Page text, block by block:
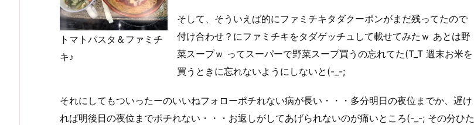
トマトパスタ＆ファミチ
キ♪
そして、そういえば的にファミチキタダクーポンがまだ残ってたので
付け合わせ？にファミチキをタダゲッチュして載せてみたｗ あとは野
菜スープｗ ってスーパーで野菜スープ買うの忘れてた(T_T 週末お米を
買うときに忘れないようにしないと(-_-;
それにしてもついったーのいいねフォローポチれない病が長い・・・多分明日の夜位までか、遅け
れば明後日の夜位までポチれない・・・お返しがしてあげられないのが痛いところ(-_-; その分ひた